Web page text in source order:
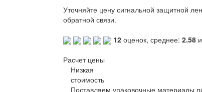
Уточняйте цену сигнальной защитной
обратной связи.
12оценок, среднее: 2.58
Расчет цены
Низкая
стоимость
Поставляем упаковочные материалы